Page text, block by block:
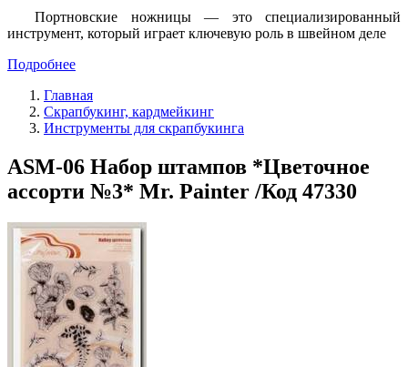
Портновские ножницы — это специализированный
инструмент, который играет ключевую роль в швейном деле
Подробнее
Главная
Скрапбукинг, кардмейкинг
Инструменты для скрапбукинга
ASM-06 Набор штампов *Цветочное
ассорти №3* Mr. Painter /Код 47330